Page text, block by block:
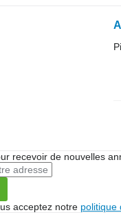
recevoir de nouvelles
acceptez notre politique